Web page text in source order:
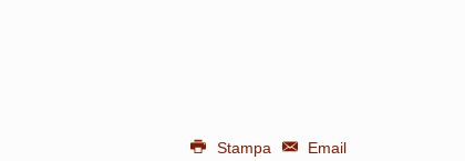
Stampa
Email